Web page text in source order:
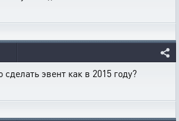
эвент как в 2015 году?